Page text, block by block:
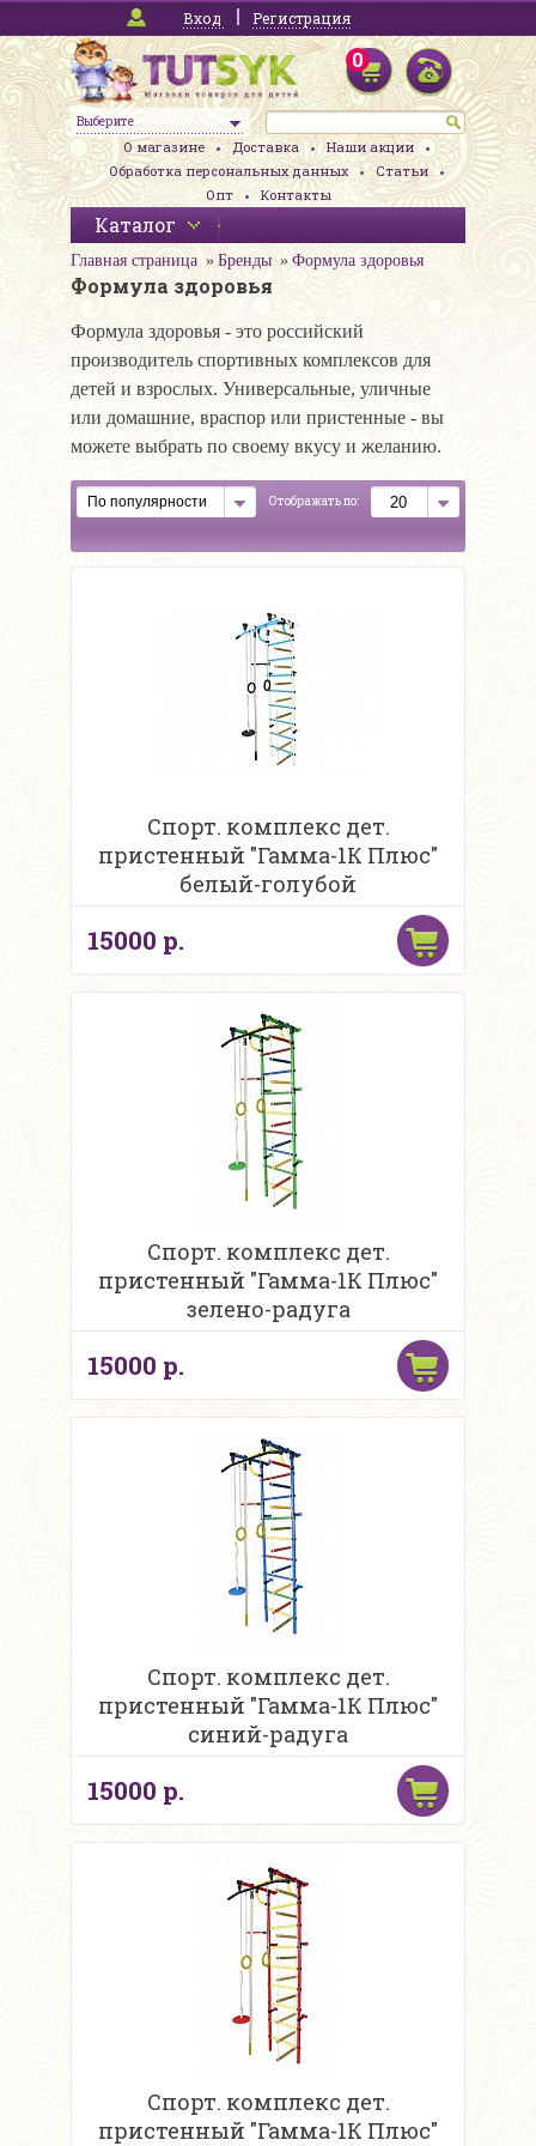
Вход Регистрация
Выберите
0
О магазине Доставка
Наши акции
Обработка персональных данных
Статьи
Опт
Контакты
Каталог
Главная страница Бренды Формула здоровья
Формула здоровья
Формула здоровья - это российский
производитель спортивных комплексов для
детей и взрослых. Универсальные, уличные
или домашние, враспор или пристенные - вы
можете выбрать по своему вкусу и желанию.
Отображать по:
Спорт. комплекс дет.
пристенный "Гамма-1К Плюс"
белый-голубой
15000 р.
Спорт. комплекс дет.
пристенный "Гамма-1К Плюс"
зелено-радуга
15000 р.
Спорт. комплекс дет.
пристенный "Гамма-1К Плюс"
синий-радуга
15000 р.
Спорт. комплекс дет.
пристенный "Гамма-1К Плюс"